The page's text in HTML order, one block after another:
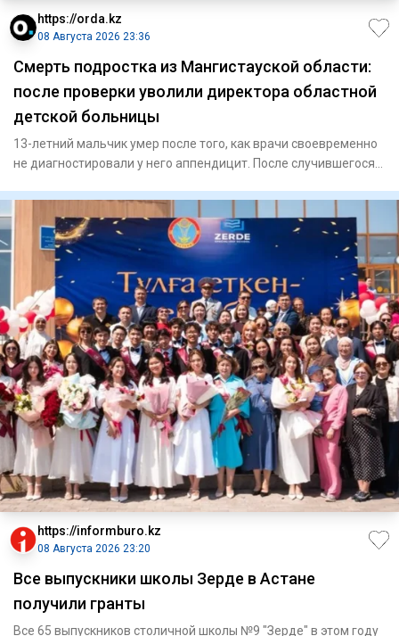
https://orda.kz
08 Августа 2026 23:36
Смерть подростка из Мангистауской области:
после проверки уволили директора областной
детской больницы
13-летний мальчик умер после того, как врачи своевременно
не диагностировали у него аппендицит. После случившегося
https://informburo.kz
08 Августа 2026 23:20
Все выпускники школы Зерде в Астане
получили гранты
Все 65 выпускников столичной школы №9 "Зерде" в этом году